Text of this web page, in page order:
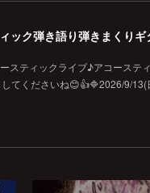
ック弾き語り弾きまくりギ
スティックライブ♪アコーステ
てくださいね😊👍🔷2026/9/